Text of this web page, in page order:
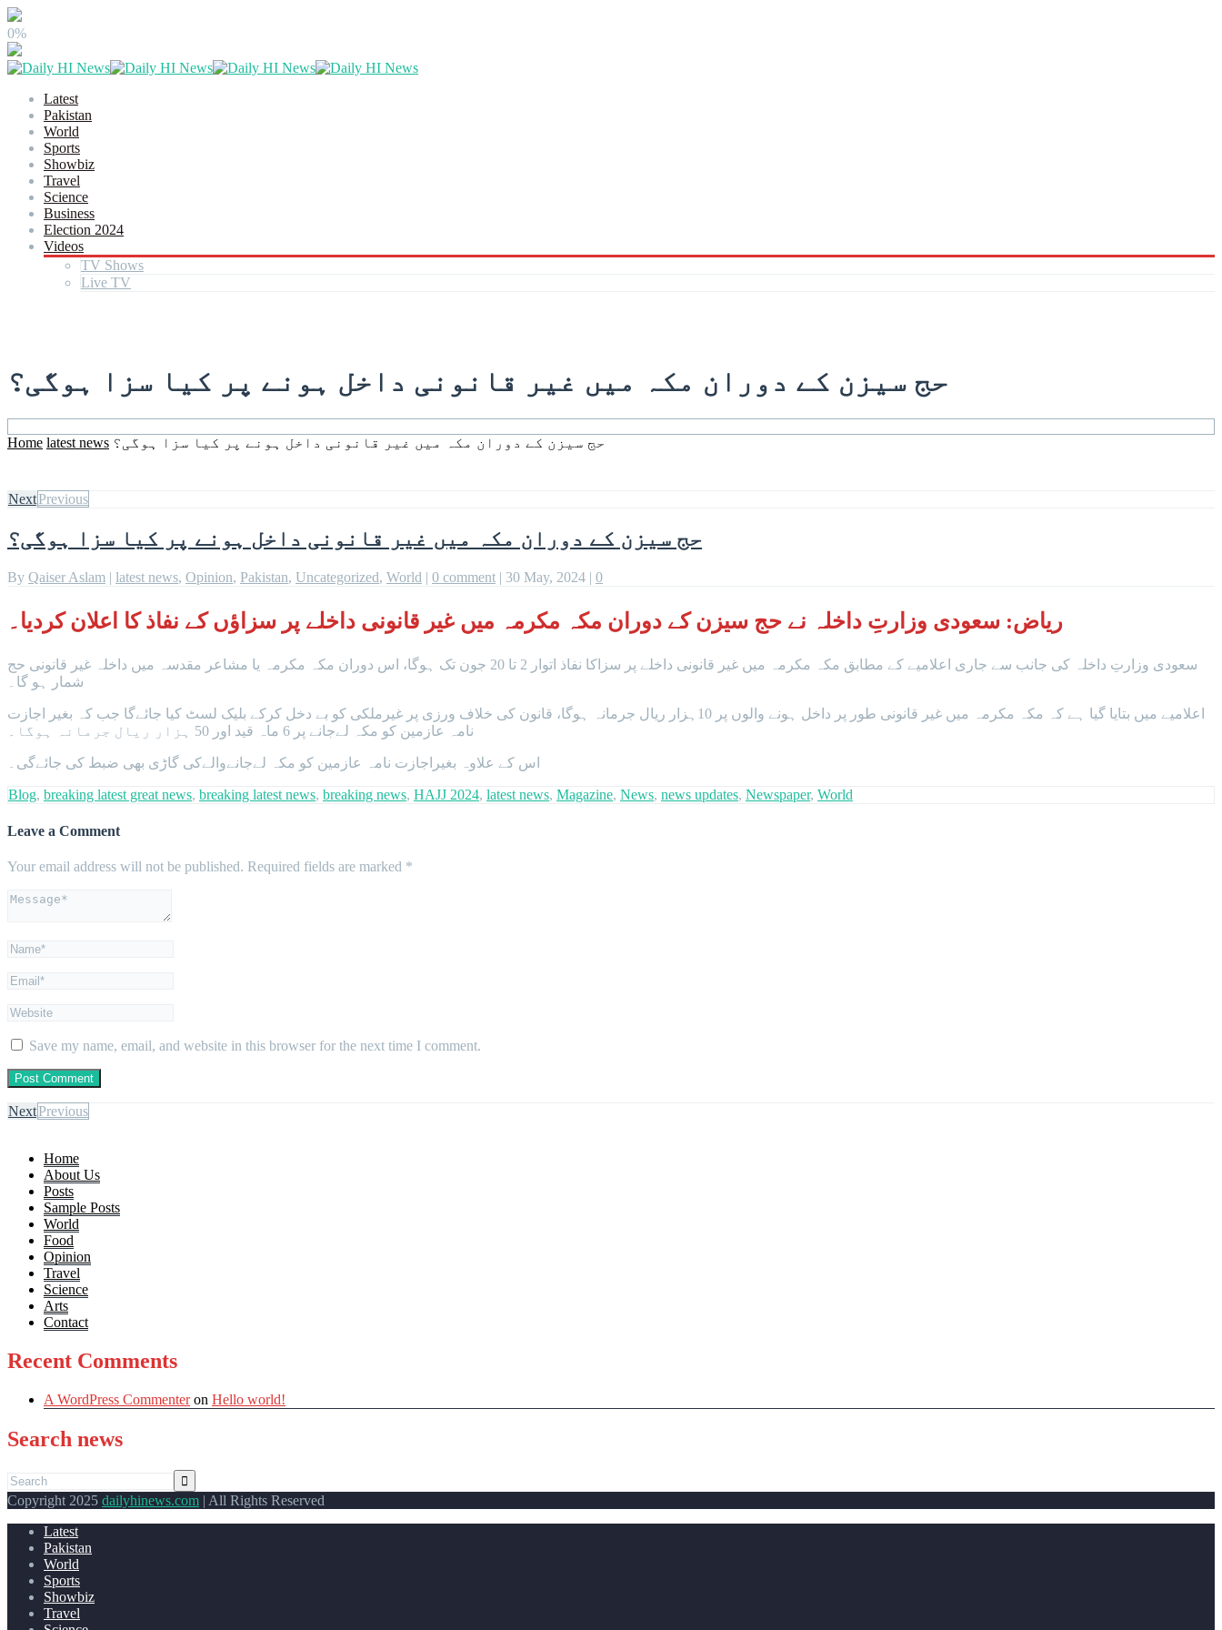
0%
Latest
Pakistan
World
Sports
Showbiz
Travel
Science
Business
Election 2024
Videos
TV Shows
Live TV
حج سیزن کے دوران مکہ میں غیر قانونی داخل ہونے پر کیا سزا ہوگی؟
Home latest news حج سیزن کے دوران مکہ میں غیر قانونی داخل ہونے پر کیا سزا ہوگی؟
NextPrevious
حج سیزن کے دوران مکہ میں غیر قانونی داخل ہونے پر کیا سزا ہوگی؟
By Qaiser Aslam | latest news, Opinion, Pakistan, Uncategorized, World | 0 comment | 30 May, 2024 | 0
ریاض: سعودی وزارتِ داخلہ نے حج سیزن کے دوران مکہ مکرمہ میں غیر قانونی داخلے پر سزاؤں کے نفاذ کا اعلان کردیا۔
سعودی وزارتِ داخلہ کی جانب سے جاری اعلامیے کے مطابق مکہ مکرمہ میں غیر قانونی داخلے پر سزاکا نفاذ اتوار 2 تا 20 جون تک ہوگا، اس دوران مکہ مکرمہ یا مشاعر مقدسہ میں داخلہ غیر قانونی حج
شمار ہو گا۔
اعلامیے میں بتایا گیا ہے کہ مکہ مکرمہ میں غیر قانونی طور پر داخل ہونے والوں پر 10ہزار ریال جرمانہ ہوگا، قانون کی خلاف ورزی پر غیرملکی کو بے دخل کرکے بلیک لسٹ کیا جائےگا جب کہ بغیر اجازت
نامہ عازمین کو مکہ لےجانے پر 6 ماہ قید اور 50 ہزار ریال جرمانہ ہوگا۔
اس کے علاوہ بغیراجازت نامہ عازمین کو مکہ لےجانےوالےکی گاڑی بھی ضبط کی جائےگی۔
Blog, breaking latest great news, breaking latest news, breaking news, HAJJ 2024, latest news, Magazine, News, news updates, Newspaper, World
Leave a Comment
Your email address will not be published. Required fields are marked *
Save my name, email, and website in this browser for the next time I comment.
NextPrevious
Home
About Us
Posts
Sample Posts
World
Food
Opinion
Travel
Science
Arts
Contact
Recent Comments
A WordPress Commenteron Hello world!
Search news
Copyright 2025 dailyhinews.com | All Rights Reserved
Latest
Pakistan
World
Sports
Showbiz
Travel